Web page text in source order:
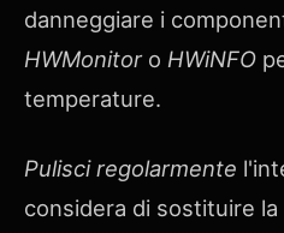
danneggiare i
HWMonitoro HWiNFO
temperature.
Pulisci regolarmente
considera di sostituire